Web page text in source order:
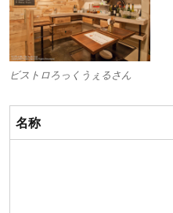
ビストロろっくうぇるさん
名称